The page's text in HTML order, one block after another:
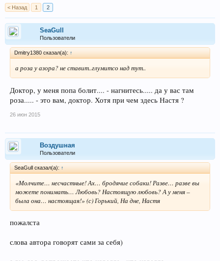
< Назад 1 2
SeaGull
Пользователи
Dmitry1380 сказал(а): ↑
а роза у азора? не ставит..глумитсо над тут..
Доктор, у меня попа болит.... - нагнитесь..... да у вас там
роза..... - это вам, доктор. Хотя при чем здесь Настя ?
26 июн 2015
Воздушная
Пользователи
SeaGull сказал(а): ↑
«Молчите… несчастные! Ах… бродячие собаки! Разве… разве вы
можете понимать… Любовь? Настоящую любовь? А у меня –
была она… настоящая!» (с) Горький, На дне, Настя
пожалста
слова автора говорят сами за себя)